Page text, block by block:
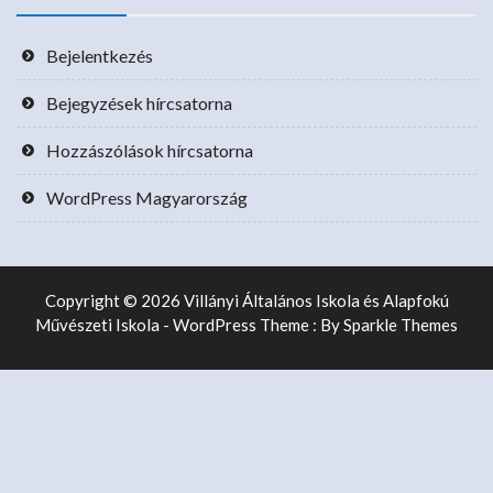
Bejelentkezés
Bejegyzések hírcsatorna
Hozzászólások hírcsatorna
WordPress Magyarország
Copyright © 2026 Villányi Általános Iskola és Alapfokú
Művészeti Iskola - WordPress Theme : BySparkle Themes